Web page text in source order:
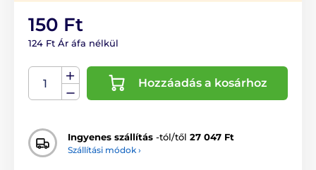
150 Ft
124 Ft Ár áfa nélkül
Hozzáadás a kosárhoz
Ingyenes szállítás -tól/től 27 047 Ft
Szállítási módok ›